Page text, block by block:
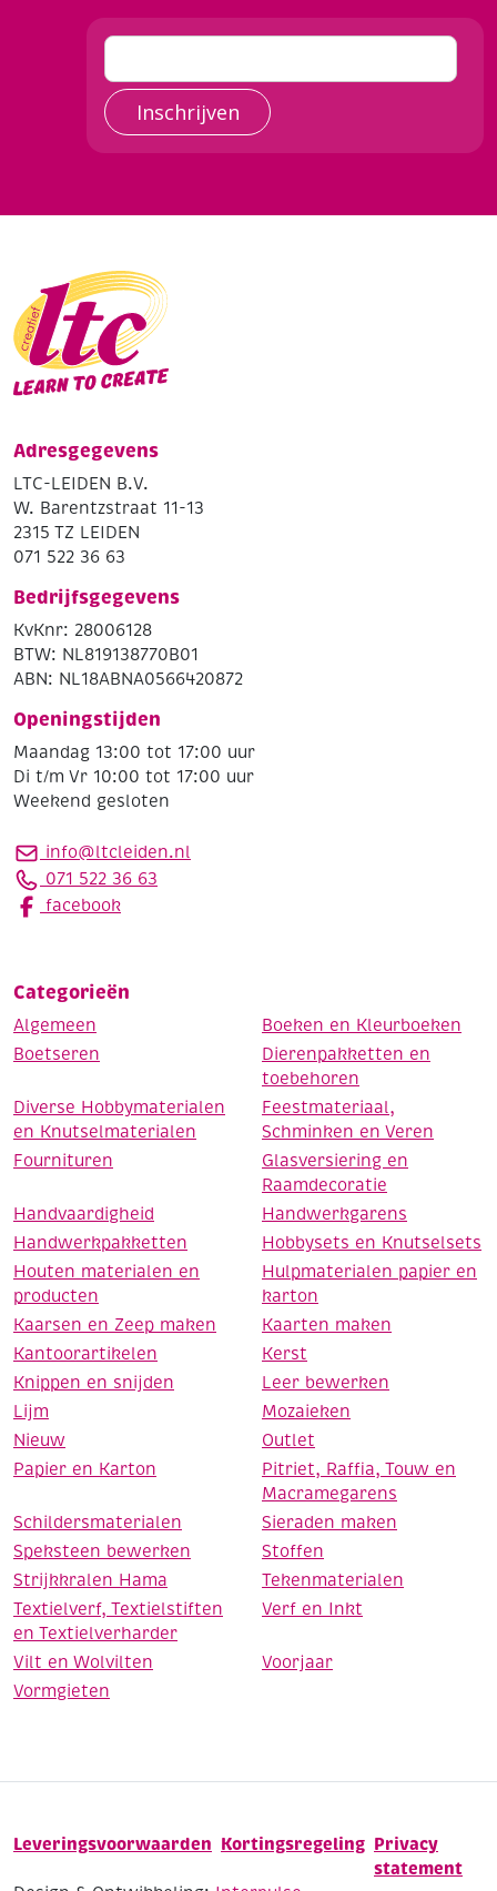
Inschrijven
Adresgegevens
LTC-LEIDEN B.V.
W. Barentzstraat 11-13
2315 TZ LEIDEN
071 522 36 63
Bedrijfsgegevens
KvKnr: 28006128
BTW: NL819138770B01
ABN: NL18ABNA0566420872
Openingstijden
Maandag 13:00 tot 17:00 uur
Di t/m Vr 10:00 tot 17:00 uur
Weekend gesloten
info@ltcleiden.nl
071 522 36 63
facebook
Categorieën
Algemeen
Boeken en Kleurboeken
Boetseren
Dierenpakketten en
toebehoren
Diverse Hobbymaterialen
en Knutselmaterialen
Feestmateriaal,
Schminken en Veren
Fournituren
Glasversiering en
Raamdecoratie
Handvaardigheid
Handwerkgarens
Handwerkpakketten
Hobbysets en Knutselsets
Houten materialen en
producten
Hulpmaterialen papier en
karton
Kaarsen en Zeep maken
Kaarten maken
Kantoorartikelen
Kerst
Knippen en snijden
Leer bewerken
Lijm
Mozaieken
Nieuw
Outlet
Papier en Karton
Pitriet, Raffia, Touw en
Macramegarens
Schildersmaterialen
Sieraden maken
Speksteen bewerken
Stoffen
Strijkkralen Hama
Tekenmaterialen
Textielverf, Textielstiften
en Textielverharder
Verf en Inkt
Vilt en Wolvilten
Voorjaar
Vormgieten
Leveringsvoorwaarden Kortingsregeling Privacy
statement